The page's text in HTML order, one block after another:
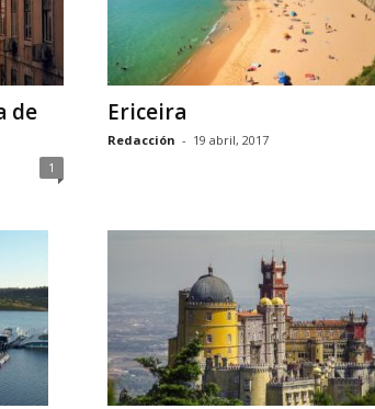
de
1
Ericeira
Redacción - 19 abril, 2017